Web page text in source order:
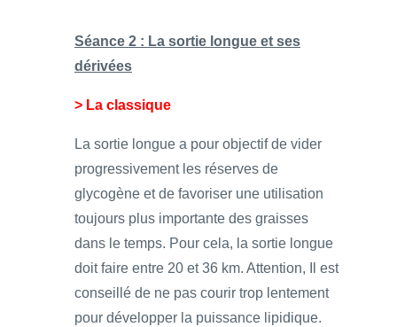
Séance 2 : La sortie longue et ses
dérivées
> La classique
La sortie longue a pour objectif de vider
progressivement les réserves de
glycogène et de favoriser une utilisation
toujours plus importante des graisses
dans le temps. Pour cela, la sortie longue
doit faire entre 20 et 36 km. Attention, Il est
conseillé de ne pas courir trop lentement
pour développer la puissance lipidique.